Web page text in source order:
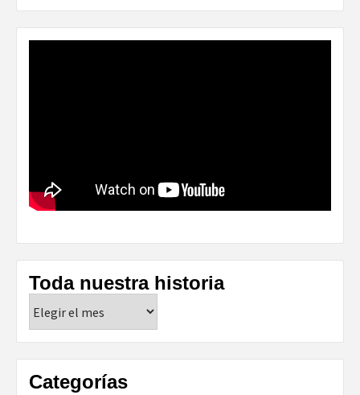
Toda nuestra historia
nuestra
historia
Categorías